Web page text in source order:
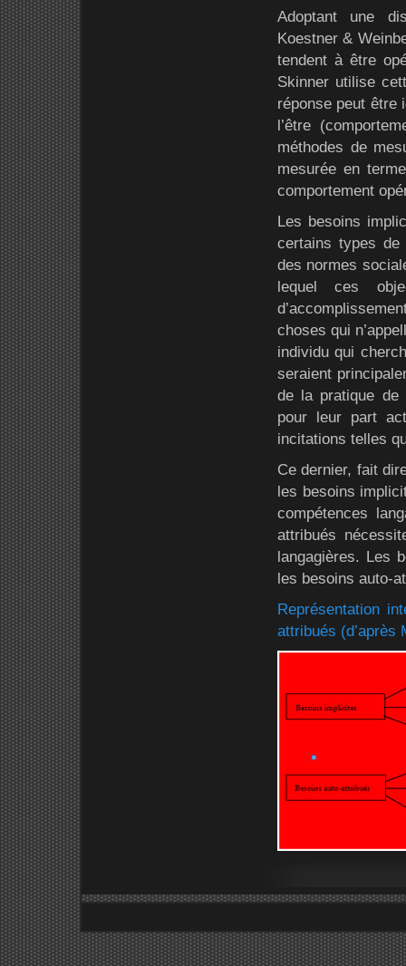
Adoptant une
Koestner &
tendent à être
Skinner utilise
réponse peut être
l’être
méthodes de
mesurée en
comportement
Les besoins
certains types de
des normes
lequel ces
choses qui
individu qui
seraient
de la pratique de
pour leur part
incitations telles
Ce dernier, fait
les besoins
compétences
attribués
langagières. Les
les besoins auto-
Représentation
attribués (d’après